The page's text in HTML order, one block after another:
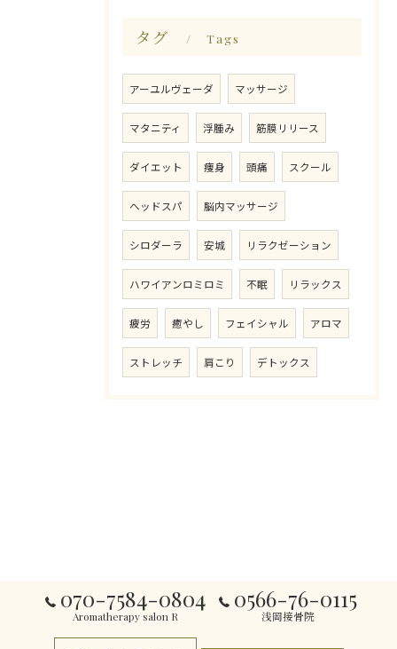
タグ Tags
アーユルヴェーダ マッサージ
マタニティ 浮腫み 筋膜リリース
ダイエット 痩身 頭痛 スクール
ヘッドスパ 脳内マッサージ
シロダーラ 安城 リラクゼーション
ハワイアンロミロミ 不眠 リラックス
疲労 癒やし フェイシャル アロマ
ストレッチ 肩こり デトックス
070-7584-0804
Aromatherapy salon R
0566-76-0115
浅岡接骨院